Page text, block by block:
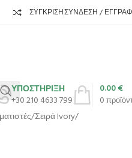
ΣΎΓΚΡΙΣΗΣΎΝΔΕΣΗ /
ΥΠΟΣΤΗΡΙΞΗ
+30 210 4633 799
0
0.00€
Σειρά Ivory